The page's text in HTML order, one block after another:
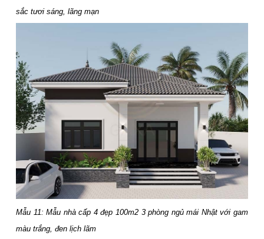
sắc tươi sáng, lãng mạn
Mẫu 11: Mẫu nhà cấp 4 đẹp 100m2 3 phòng ngủ mái Nhật với gam
màu trắng, đen lịch lãm